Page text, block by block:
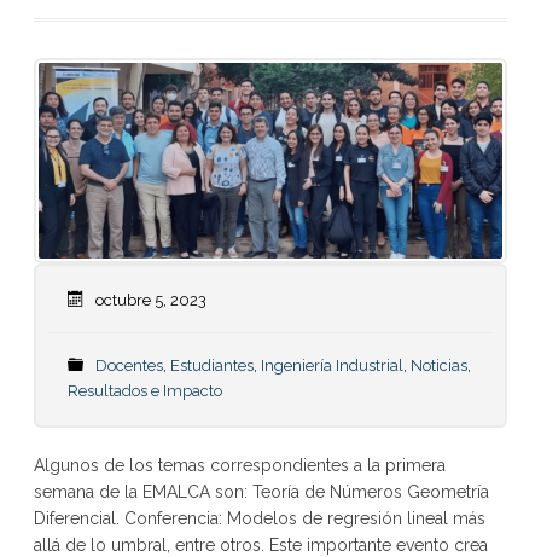
octubre 5, 2023
Docentes, Estudiantes, Ingeniería Industrial, Noticias,
Resultados e Impacto
Algunos de los temas correspondientes a la primera
semana de la EMALCA son: Teoría de Números Geometría
Diferencial. Conferencia: Modelos de regresión lineal más
allá de lo umbral, entre otros. Este importante evento crea